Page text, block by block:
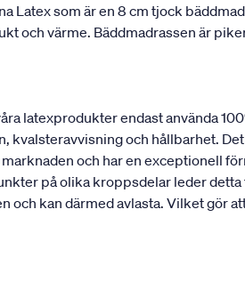
Latex som är en 8 cm tjock
och värme. Bäddmadrassen är
latexprodukter endast använda
och hållbarhet.
och har en exceptionell
på olika kroppsdelar leder
kan därmed avlasta. Vilket gör